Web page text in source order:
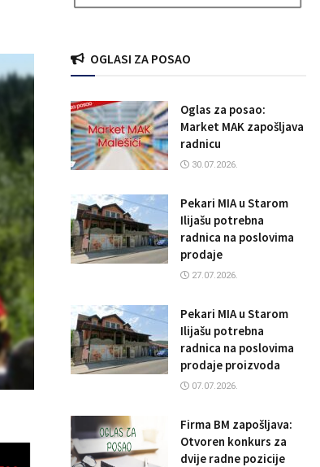
OGLASI ZA POSAO
Oglas za posao:
Market MAK zapošljava
radnicu
30.07.2026.
Pekari MIA u Starom
Ilijašu potrebna
radnica na poslovima
prodaje
27.07.2026.
Pekari MIA u Starom
Ilijašu potrebna
radnica na poslovima
prodaje proizvoda
07.07.2026.
Firma BM zapošljava:
Otvoren konkurs za
dvije radne pozicije